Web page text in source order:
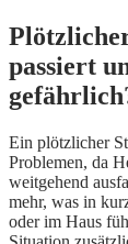
passiert
Ein plötzlicher
Problemen, da
weitgehend
mehr, was in
oder im Haus